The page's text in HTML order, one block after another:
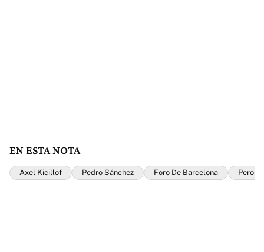
EN ESTA NOTA
Axel Kicillof Pedro Sánchez Foro De Barcelona